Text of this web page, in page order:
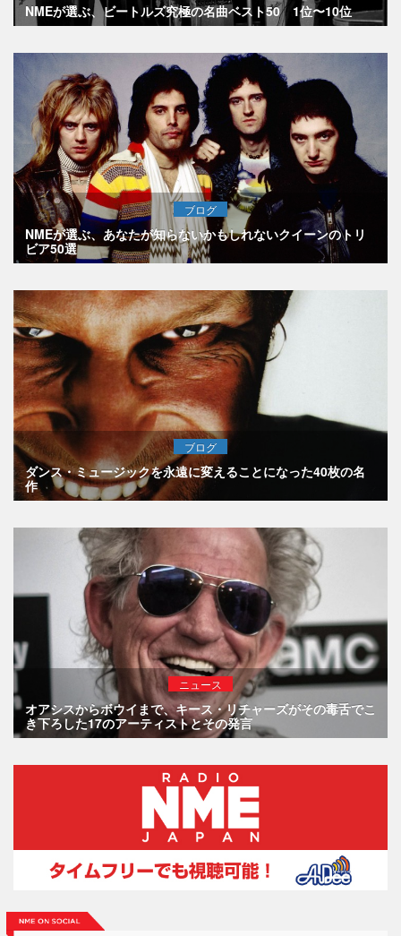
NMEが選ぶ、ビートルズ究極の名曲ベスト50 1位〜10位
ブログ
NMEが選ぶ、あなたが知らないかもしれないクイーンのトリ
ビア50選
ブログ
ダンス・ミュージックを永遠に変えることになった40枚の名
作
ニュース
オアシスからボウイまで、キース・リチャーズがその毒舌でこ
き下ろした17のアーティストとその発言